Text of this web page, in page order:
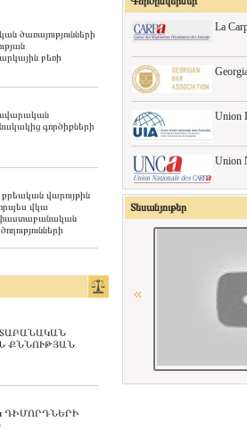
ծառայությունների
բեռի
գործիքների
վարույթին
վկա
փաստաբանական
ՔՆՆՈՒԹՅԱՆ
ԴԻՄՈՐԴՆԵՐԻ
La
Union
Union
La
Տեսանյութեր